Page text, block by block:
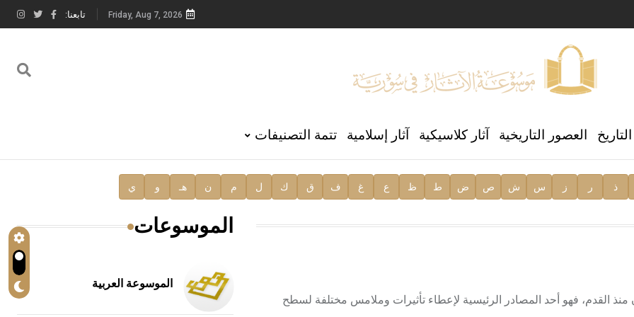
العالمي للغة العربية
Friday, Aug 7, 2026 تابعنا:
العصور التاريخية آثار كلاسيكية آثار إسلامية تتمة التصنيفات
ذ ر ز س ش ص ض ط ظ ع غ ف ق ك ل م ن هـ و ي
منذ القدم، فهو أحد المصادر الرئيسية لإعطاء تأثيرات وملامس مختلفة لسطح
الموسوعات
الموسوعة العربية